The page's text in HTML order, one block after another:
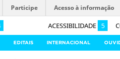
ACESSIBILIDADE 5
Participe Acesso à informação
EDITAIS INTERNACIONAL